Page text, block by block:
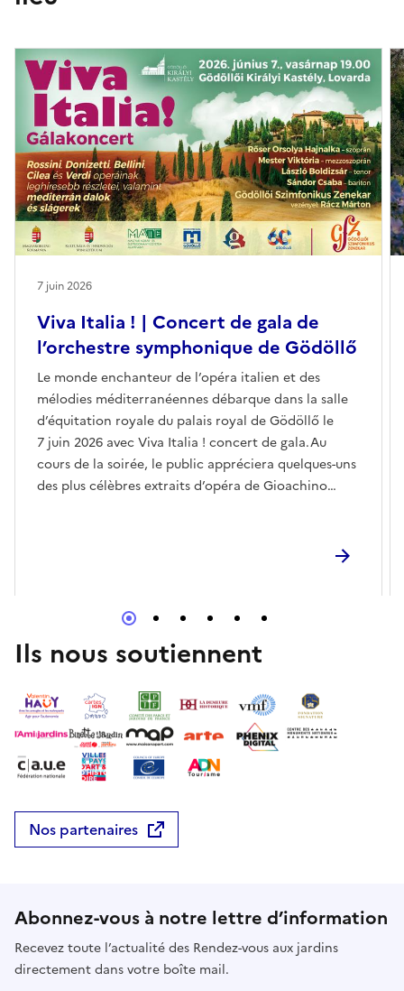
Viva Italia ! | Concert de gala de
l’orchestre symphonique de Gödöllő
Le monde enchanteur de l’opéra italien et des
mélodies méditerranéennes débarque dans la salle
d’équitation royale du palais royal de Gödöllő le
7 juin 2026 avec Viva Italia ! concert de gala.Au
cours de la soirée, le public appréciera quelques-uns
des plus célèbres extraits d’opéra de Gioachino
hongroise : Orsolya Hajnalka Rőser, Viktarctique
accompagnés par l’Orchestre symphonique de
7 juin 2026
Ils nous soutiennent
Nos partenaires
Abonnez-vous à notre lettre d’information
Recevez toute l’actualité des Rendez-vous aux jardins
directement dans votre boîte mail.